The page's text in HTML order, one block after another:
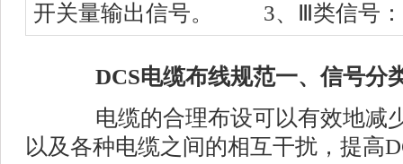
开关量输出信号。 3、Ⅲ类信号：
DCS电缆布线规范一、信号分
电缆的合理布设可以有效地减
以及各种电缆之间的相互干扰，提高